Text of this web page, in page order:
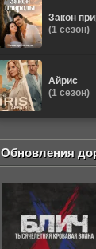
Закон
(1 сезон)
Айрис
(1 сезон)
Обновления